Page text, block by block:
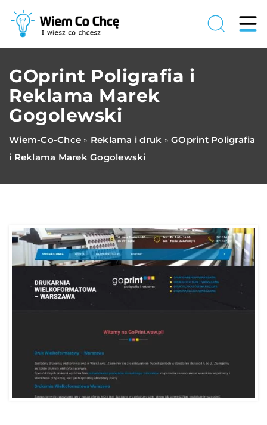
GOprint Poligrafia i
Reklama Marek
Gogolewski
Wiem-Co-Chce » Reklama i druk » GOprint Poligrafia
i Reklama Marek Gogolewski